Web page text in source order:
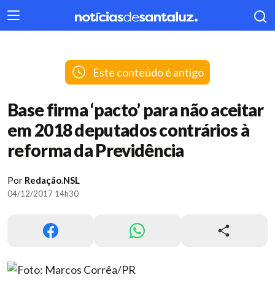
404
Este conteúdo é antigo
Base firma ‘pacto’ para não aceitar
em 2018 deputados contrários à
reforma da Previdência
Por Redação.NSL
04/12/2017 14h30